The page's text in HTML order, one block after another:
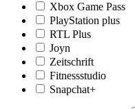
Xbox Game Pass
PlayStation plus
RTL Plus
Joyn
Zeitschrift
Fitnessstudio
Snapchat+